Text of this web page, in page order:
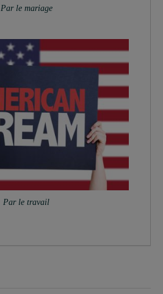
Par le mariage
Par le travail